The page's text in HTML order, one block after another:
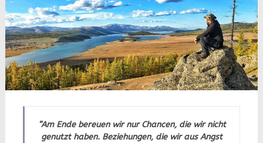
“Am Ende bereuen wir nur Chancen, die wir nicht
genutzt haben. Beziehungen, die wir aus Angst